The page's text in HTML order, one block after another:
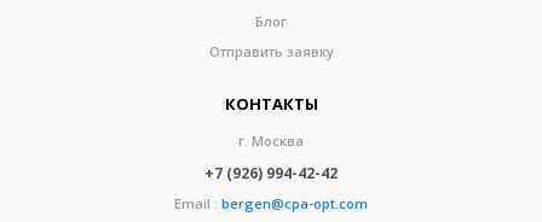
Блог
Отправить заявку
КОНТАКТЫ
г. Москва
+7 (926) 994-42-42
Email : bergen@cpa-opt.com